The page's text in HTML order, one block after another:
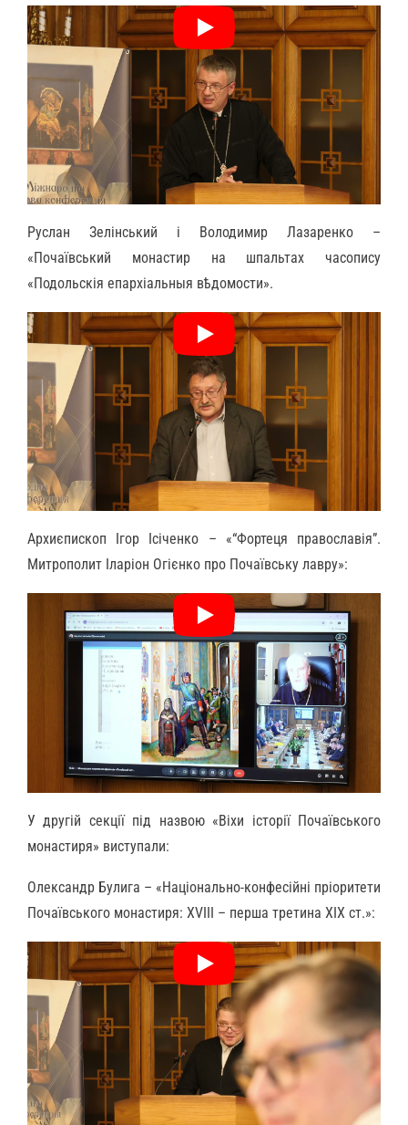
Руслан Зелінський і Володимир Лазаренко –
«Почаївський монастир на шпальтах часопису
«Подольскія епархіальныя вѣдомости».
Архиєпископ Ігор Ісіченко – «“Фортеця православія”.
Митрополит Іларіон Огієнко про Почаївську лавру»:
У другій секції під назвою «Віхи історії Почаївського
монастиря» виступали:
Олександр Булига – «Національно-конфесійні пріоритети
Почаївського монастиря: ХVIII – перша третина ХІХ ст.»: